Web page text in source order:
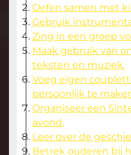
Oefen samen met
Gebruik
Zing in een groep
Maak gebruik van
teksten en muziek.
Voeg eigen
persoonlijk te
Organiseer een
avond.
Leer over de
Betrek ouderen bij